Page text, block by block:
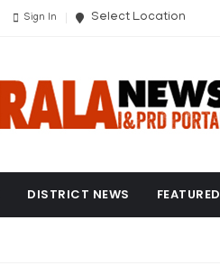
Sign In Select Location
DISTRICT NEWS FEATURED